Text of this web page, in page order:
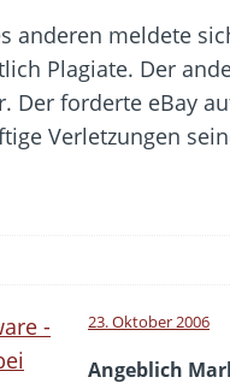
anderen meldete
Plagiate. Der
Der forderte eBay
Verletzungen
23. Oktober 2006
Angeblich